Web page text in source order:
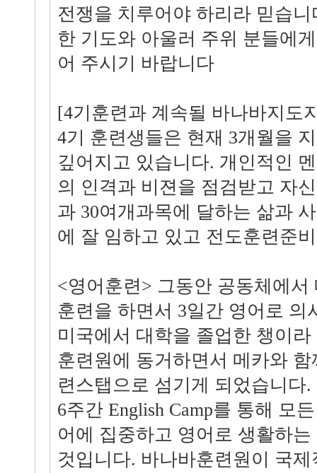
전쟁을 치루어야 하리라 믿습
한 기도와 아울러 주위 분들에
어 주시기 바랍니다
[4기훈련과 계속될 바나바지도
4기 훈련생들은 현재 3개월을
깊어지고 있습니다. 개인적인
의 인격과 비젼을 점검받고 자
과 30여개과목에 달하는 삶과
에 잘 임하고 있고 전도훈련준
<영어훈련> 그동안 공동체에서
훈련을 하면서 3일간 영어로 의
미국에서 대학을 졸업한 챙이
훈련원에 동거하면서 메카와
련스탭으로 섬기게 되었습니다
6주간 English Camp를 통해 모
어에 집중하고 영어로 생활하
것입니다. 바나바훈련원이 국